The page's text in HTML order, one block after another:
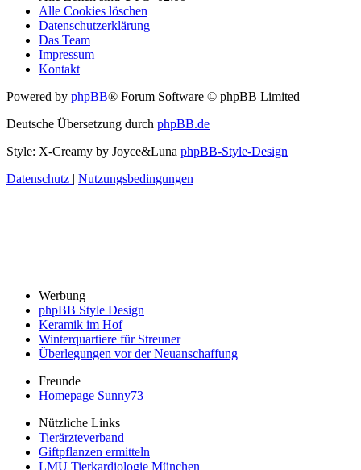
Alle Cookies löschen
Datenschutzerklärung
Das Team
Impressum
Kontakt
Powered by phpBB® Forum Software © phpBB Limited
Deutsche Übersetzung durch phpBB.de
Style: X-Creamy by Joyce&Luna phpBB-Style-Design
Datenschutz | Nutzungsbedingungen
Werbung
phpBB Style Design
Keramik im Hof
Winterquartiere für Streuner
Überlegungen vor der Neuanschaffung
Freunde
Homepage Sunny73
Nützliche Links
Tierärzteverband
Giftpflanzen ermitteln
LMU Tierkardiologie München